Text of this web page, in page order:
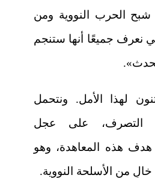
شبح الحرب النووية ومن
نعرف جميعًا أنها ستنجم
لهذا الأمل. ونتحمل
التصرف، على عجل
هدف هذه المعاهدة، وهو
من الأسلحة النووية.